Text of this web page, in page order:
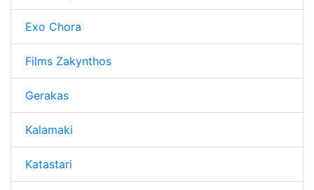
Exo Chora
Films Zakynthos
Gerakas
Kalamaki
Katastari